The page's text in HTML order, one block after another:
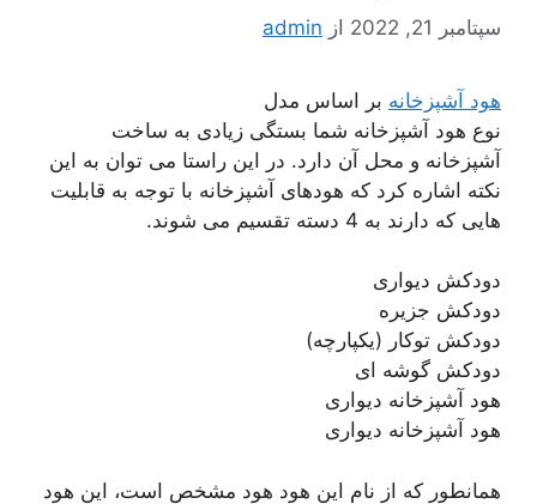
سپتامبر 21, 2022 از admin
هود آشپزخانه بر اساس مدل
نوع هود آشپزخانه شما بستگی زیادی به ساخت
آشپزخانه و محل آن دارد. در این راستا می توان به این
نکته اشاره کرد که هودهای آشپزخانه با توجه به قابلیت
هایی که دارند به 4 دسته تقسیم می شوند.
دودکش دیواری
دودکش جزیره
دودکش توکار (یکپارچه)
دودکش گوشه ای
هود آشپزخانه دیواری
هود آشپزخانه دیواری
همانطور که از نام این هود هود مشخص است، این هود